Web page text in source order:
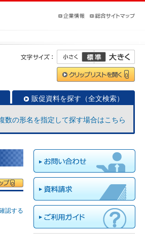
販促資料を探す（全文検索）
数の形名を指定して探す場合はこちら
認する